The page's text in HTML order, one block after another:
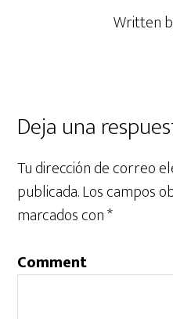
Written
Deja una
Tu dirección de correo
publicada.Los campos
marcados con*
Comment